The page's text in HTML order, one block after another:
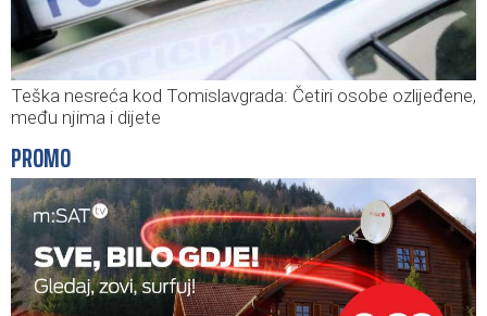
Teška nesreća kod Tomislavgrada: Četiri osobe ozlijeđene,
među njima i dijete
PROMO